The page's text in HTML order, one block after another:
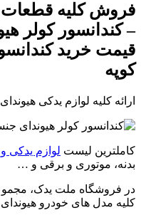
فروش کلیه
– کندانسور کولر
قیمت خرید
کوپه
ارائه کلیه لوازم یدکی
کاملترین لیست لوازم یدکی
بدنه، موتوری و برقی و …
در فروشگاه ملت یدک،
کلیه مدل های خودرو هیوندای